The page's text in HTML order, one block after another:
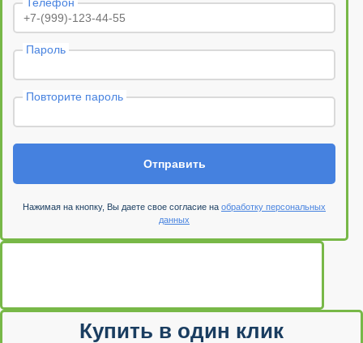
Пароль
Повторите пароль
Отправить
Нажимая на кнопку, Вы даете свое согласие на обработку персональных
данных
Купить в один клик